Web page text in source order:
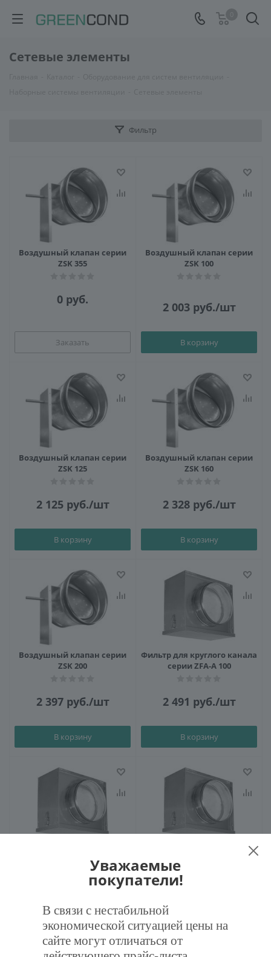
Сетевые элементы
Фильтр
Воздушный клапан серии
ZSK 355
0 руб.
Заказать
Воздушный клапан серии
ZSK 100
2 003руб./шт
В корзину
Воздушный клапан серии
ZSK 125
2 125руб./шт
В корзину
Воздушный клапан серии
ZSK 160
2 328руб./шт
В корзину
Воздушный клапан серии
ZSK 200
2 397руб./шт
В корзину
Фильтр для круглого канала
серии ZFA-A 100
2 491 руб./шт
В корзину
серии ZFA-A 125
В корзину
Фильтр для круглого канала
серии ZFA-A 160
В корзину
Уважаемые
покупатели!
В связи с нестабильной
экономической ситуацией цены на
сайте могут отличаться от